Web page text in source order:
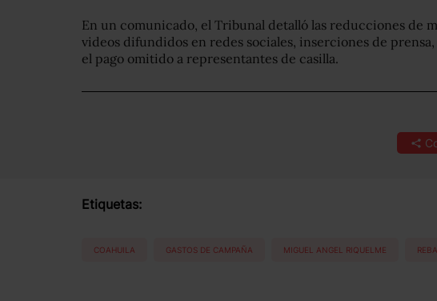
En un comunicado, el Tribunal detalló las reducciones de
videos difundidos en redes sociales, inserciones de
el pago omitido a representantes de casilla.
Etiquetas:
COAHUILA GASTOS DE CAMPAÑA MIGUEL ANGEL RIQUELME